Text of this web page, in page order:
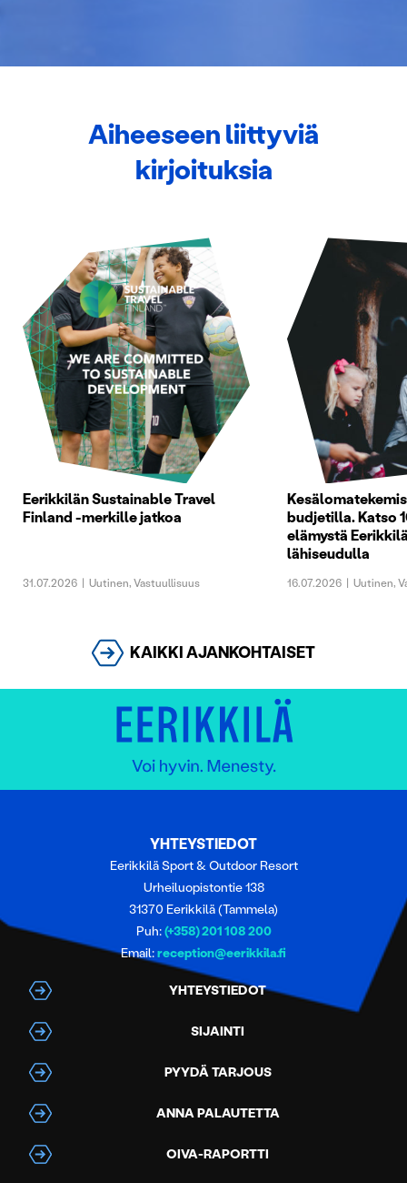
Aiheeseen liittyviä
kirjoituksia
Eerikkilän Sustainable Travel
Finland -merkille jatkoa
31.07.2026 Uutinen,Vastuullisuus
budjetilla. Katso
elämystä
lähiseudulla
16.07.2026 Uutinen,
KAIKKI AJANKOHTAISET
YHTEYSTIEDOT
Eerikkilä Sport & Outdoor Resort
Urheiluopistontie 138
31370 Eerikkilä (Tammela)
Puh:(+358) 201 108 200
Email:reception@eerikkila.fi
YHTEYSTIEDOT
SIJAINTI
PYYDÄ TARJOUS
ANNA PALAUTETTA
OIVA-RAPORTTI